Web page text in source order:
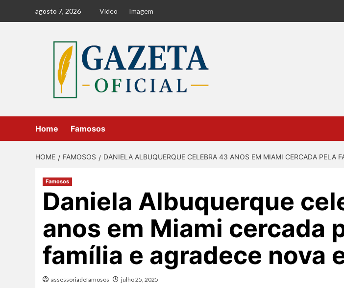
agosto 7, 2026 Vídeo Imagem
Home Famosos
HOME FAMOSOS DANIELA ALBUQUERQUE CELEBRA 43 ANOS EM MIAMI CERCADA PELA
Famosos
Daniela Albuquerque
anos em Miami cercada
família e agradece nova
assessoriadefamosos julho 25, 2025